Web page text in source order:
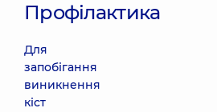
Профілактика
Для
запобігання
виникнення
кіст